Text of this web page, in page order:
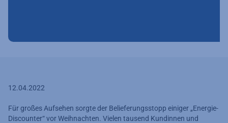
12.04.2022
Für großes Aufsehen sorgte der Belieferungsstopp einiger „Energie-
Discounter“ vor Weihnachten. Vielen tausend Kundinnen und